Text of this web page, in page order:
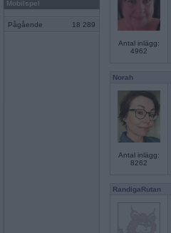
Mobilspel
Pågående 18 289
Antal inlägg:
4962
Norah
Antal inlägg:
8262
RandigaRutan